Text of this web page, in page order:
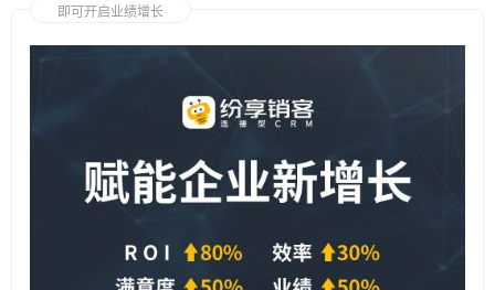
即可开启业绩增长